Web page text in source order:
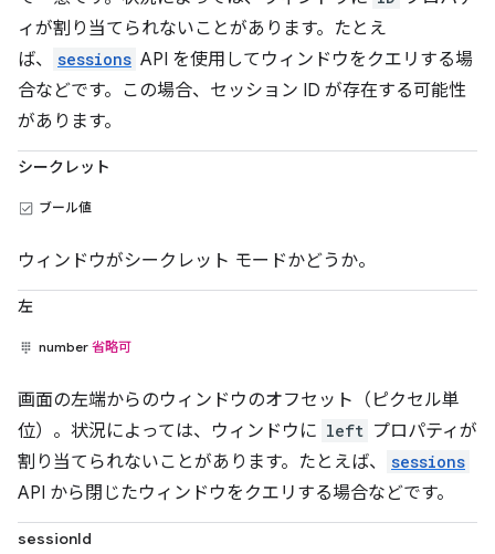
ィが割り当てられないことがあります。たとえ
ば、
sessions API を使用してウィンドウをクエリする場
合などです。この場合、セッション ID が存在する可能性
があります。
シークレット
ブール値
ウィンドウがシークレット モードかどうか。
左
number 省略可
画面の左端からのウィンドウのオフセット（ピクセル単
位）。状況によっては、ウィンドウに left プロパティが
割り当てられないことがあります。たとえば、
sessions
API から閉じたウィンドウをクエリする場合などです。
sessionId